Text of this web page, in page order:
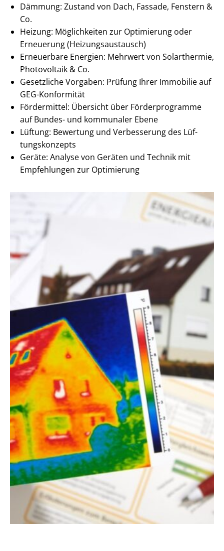
Dämmung: Zustand von Dach, Fassade, Fenstern &
Co.
Heizung: Möglichkeiten zur Optimierung oder
Erneuerung (Hei­zungs­aus­tausch)
Erneuerbare Energien: Mehrwert von Solarthermie,
Photovoltaik & Co.
Gesetzliche Vorgaben: Prüfung Ihrer Immobilie auf
GEG-Konformität
Fördermittel: Übersicht über Förderprogramme
auf Bundes- und kommunaler Ebene
Lüftung: Bewertung und Verbesserung des Lüf­
tungs­kon­zepts
Geräte: Analyse von Geräten und Technik mit
Empfehlungen zur Optimierung